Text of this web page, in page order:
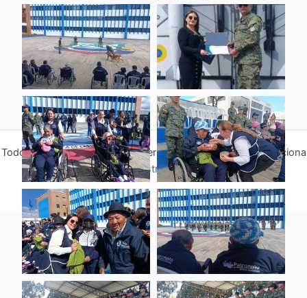
Todos los derechos © 2026 Fuerza Aérea Ecuatoriana | Funciona
gracias aTema Astra para WordPress